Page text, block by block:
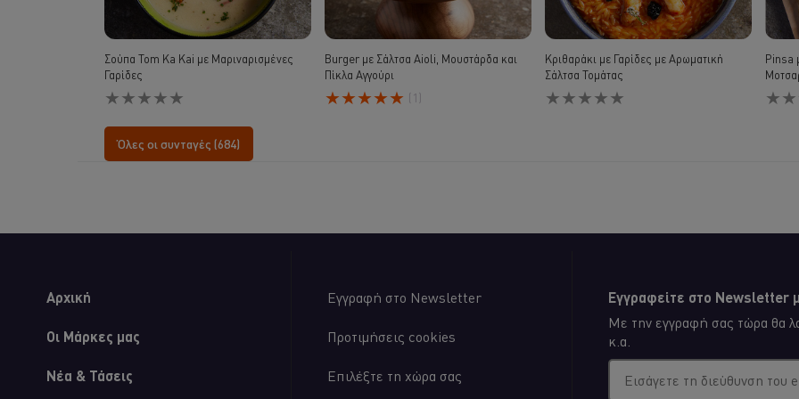
Σούπα Tom Ka Kai με Μαριναρισμένες
Γαρίδες
Δεν
υποβλήθηκαν
αξιολογήσεις
για
Burger με Σάλτσα Aioli, Μουστάρδα και
Πίκλα Αγγούρι
Η
μέση
Μουστάρδα
είναι
στα
5
τις
(1)
Κριθαράκι με Γαρίδες με Αρωματική
Σάλτσα Τομάτας
Δεν
υποβλήθηκαν
Pinsa
Δεν
Όλες οι συνταγές (684)
Αρχική
Οι Μάρκες μας
Νέα & Τάσεις
Εγγραφή στο Newsletter
Προτιμήσεις cookies
Επιλέξτε τη χώρα σας
Εγγραφείτε στο Newsletter
Με την εγγραφή σας τώρα θα
κ.α.
Εισάγετε τη διεύθυνση του